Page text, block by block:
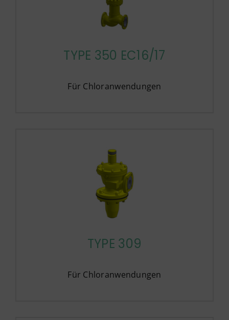
TYPE 350 EC16/17
Für Chloranwendungen
TYPE 309
Für Chloranwendungen